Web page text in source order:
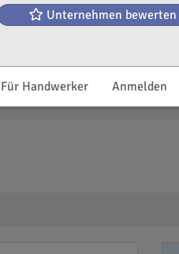
Unternehmen bewerten
Für Handwerker Anmelden